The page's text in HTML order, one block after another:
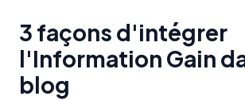
3 façons d'intégrer
l'Information Gain
blog